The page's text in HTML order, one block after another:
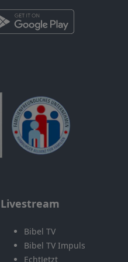
Livestream
Bibel TV
Bibel TV Impuls
EchtJetzt